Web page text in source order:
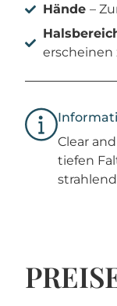
Hände –
erscheinen
Clear
tiefen